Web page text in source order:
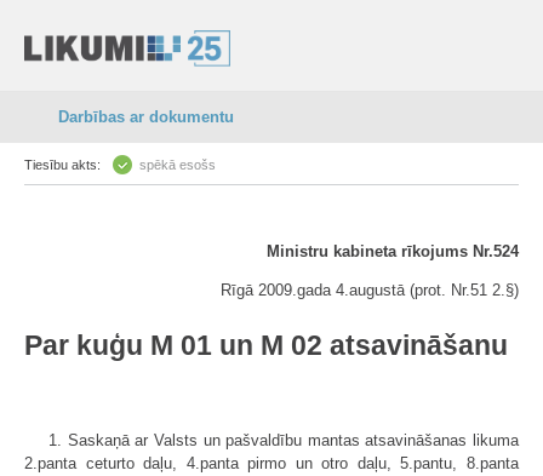
Darbības ar dokumentu
Tiesību akts: spēkā esošs
Ministru kabineta rīkojums Nr.524
Rīgā 2009.gada 4.augustā (prot. Nr.51 2.§)
Par kuģu M 01 un M 02 atsavināšanu
1. Saskaņā ar Valsts un pašvaldību mantas atsavināšanas likuma
2.panta ceturto daļu, 4.panta pirmo un otro daļu, 5.pantu, 8.panta